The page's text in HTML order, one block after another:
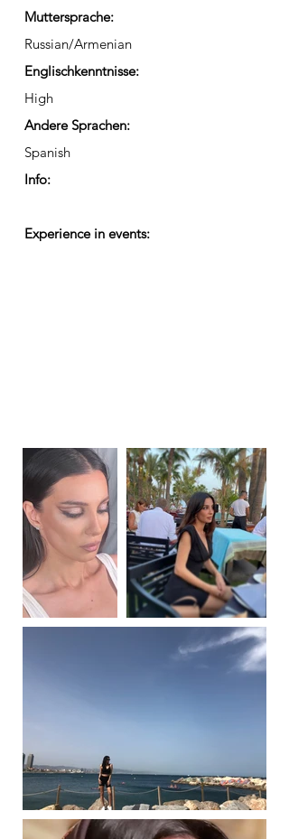
Muttersprache:
Russian/Armenian
Englischkenntnisse:
High
Andere Sprachen:
Spanish
Info:
Experience in events: